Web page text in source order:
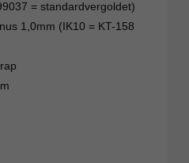
= standardvergoldet)
1,0mm (IK10 = KT-158